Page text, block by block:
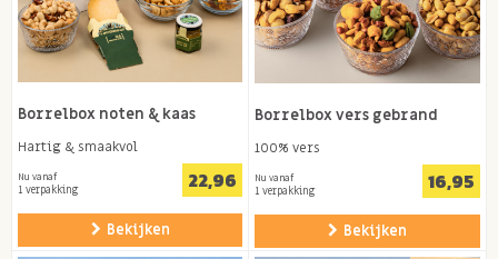
Borrelbox noten & kaas
Hartig & smaakvol
Nu vanaf
1 verpakking 22,96
Bekijken
Borrelbox vers gebrand
100% vers
Nu vanaf
1 verpakking 16,95
Bekijken